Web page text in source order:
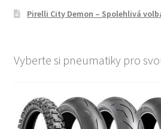
Pirelli City Demon – Spolehlivá
Vyberte si pneumatiky pro